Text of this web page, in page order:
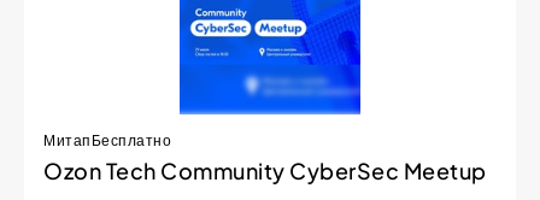
Митап Бесплатно
Ozon Tech Community CyberSec Meetup